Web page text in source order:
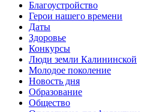
Благоустройство
Герои нашего времени
Даты
Здоровье
Конкурсы
Люди земли Калининской
Молодое поколение
Новость дня
Образование
Общество